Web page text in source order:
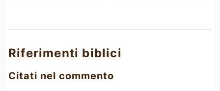
Riferimenti biblici
Citati nel commento